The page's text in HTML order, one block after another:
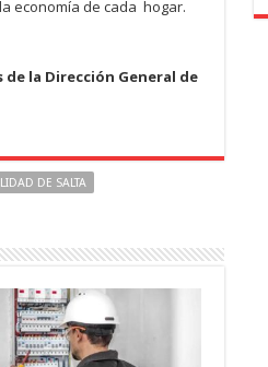
economía de cada hogar.
la Dirección General de
DE SALTA